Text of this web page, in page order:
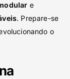
e
. Prepare-se
o